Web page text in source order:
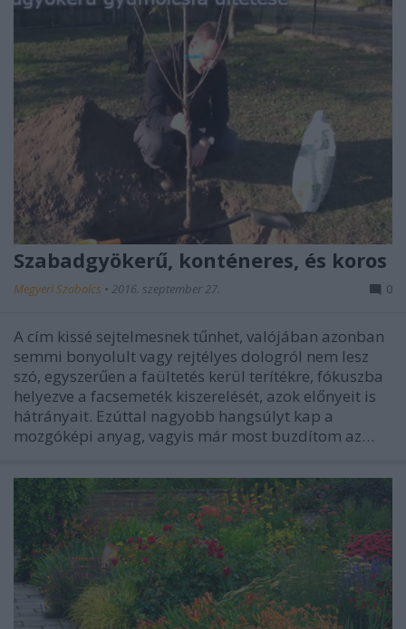
Szabadgyökerű, konténeres, és koros
Megyeri Szabolcs • 2016. szeptember 27. 0
A cím kissé sejtelmesnek tűnhet, valójában azonban
semmi bonyolult vagy rejtélyes dologról nem lesz
szó, egyszerűen a faültetés kerül terítékre, fókuszba
helyezve a facsemeték kiszerelését, azok előnyeit is
hátrányait. Ezúttal nagyobb hangsúlyt kap a
mozgóképi anyag, vagyis már most buzdítom az…